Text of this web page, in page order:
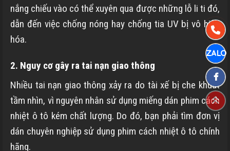
nắng chiếu vào có thể xuyên qua được những lỗ li ti đó,
dẫn đến việc chống nóng hay chống tia UV bị vô hiệu
hóa.
2. Nguy cơ gây ra tai nạn giao thông
Nhiều tai nạn giao thông xảy ra do tài xế bị che khuất
tầm nhìn, vì nguyên nhân sử dụng miếng dán phim cách
nhiệt ô tô kém chất lượng. Do đó, bạn phải tìm đơn vị
dán chuyên nghiệp sử dụng phim cách nhiệt ô tô chính
hãng.